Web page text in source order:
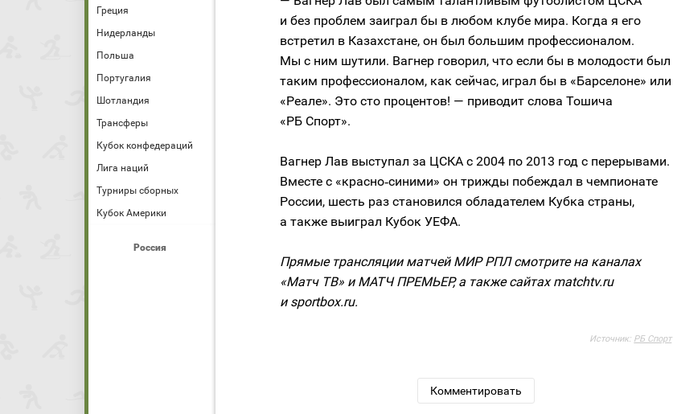
Греция
Нидерланды
Польша
Португалия
Шотландия
Трансферы
Кубок конфедераций
Лига наций
Турниры сборных
Кубок Америки
Россия
и без проблем заиграл бы в любом клубе мира. Когда я его
встретил в Казахстане, он был большим профессионалом.
Мы с ним шутили. Вагнер говорил, что если бы в молодости был
таким профессионалом, как сейчас, играл бы в «Барселоне» или
«Реале». Это сто процентов! — приводит слова Тошича
«РБ Спорт».
Вагнер Лав выступал за ЦСКА с 2004 по 2013 год с перерывами.
Вместе с «красно‑синими» он трижды побеждал в чемпионате
России, шесть раз становился обладателем Кубка страны,
а также выиграл Кубок УЕФА.
Прямые трансляции матчей МИР РПЛ смотрите на каналах
«Матч ТВ» и МАТЧ ПРЕМЬЕР, а также сайтах matchtv.ru
и sportbox.ru.
Источник: РБ Спорт
Комментировать